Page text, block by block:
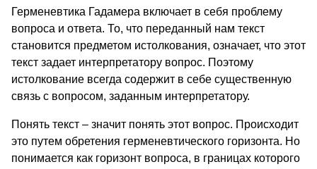
Герменевтика Гадамера включает в себя проблему
вопроса и ответа. То, что переданный нам текст
становится предметом истолкования, означает, что этот
текст задает интерпретатору вопрос. Поэтому
истолкование всегда содержит в себе существенную
связь с вопросом, заданным интерпретатору.
Понять текст – значит понять этот вопрос. Происходит
это путем обретения герменевтического горизонта. Но
понимается как горизонт вопроса, в границах которого